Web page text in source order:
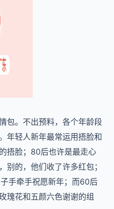
包。不出预料，各个年龄段
年轻人新年最常运用捂脸和
捂脸；80后也许是最走心
别的，他们收了许多红包；
手牵手祝愿新年；而60后
瑰花和五颜六色谢谢的组